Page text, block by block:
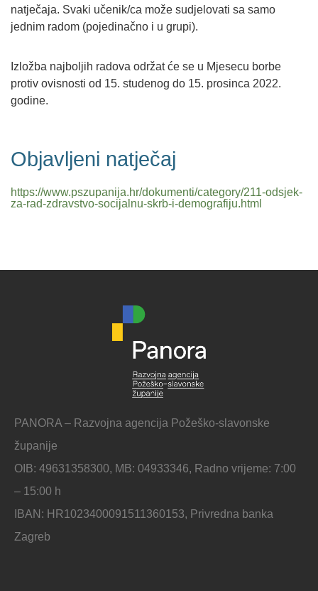
natječaja. Svaki učenik/ca može sudjelovati sa samo
jednim radom (pojedinačno i u grupi).
Izložba najboljih radova održat će se u Mjesecu borbe
protiv ovisnosti od 15. studenog do 15. prosinca 2022.
godine.
Objavljeni natječaj
https://www.pszupanija.hr/dokumenti/category/211-odsjek-
za-rad-zdravstvo-socijalnu-skrb-i-demografiju.html
PANORA – Razvojna agencija Požeško-slavonske
županije
OIB: 49631358300, MB: 04933346, Radno vrijeme: 7:00
– 15:00 h
IBAN: HR1023400091511360153, Privredna banka
Zagreb